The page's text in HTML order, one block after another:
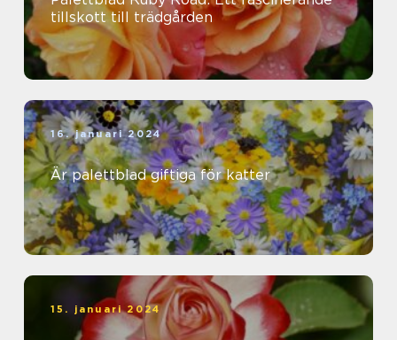
tillskott till trädgården
16. januari 2024
Är palettblad giftiga för katter
15. januari 2024